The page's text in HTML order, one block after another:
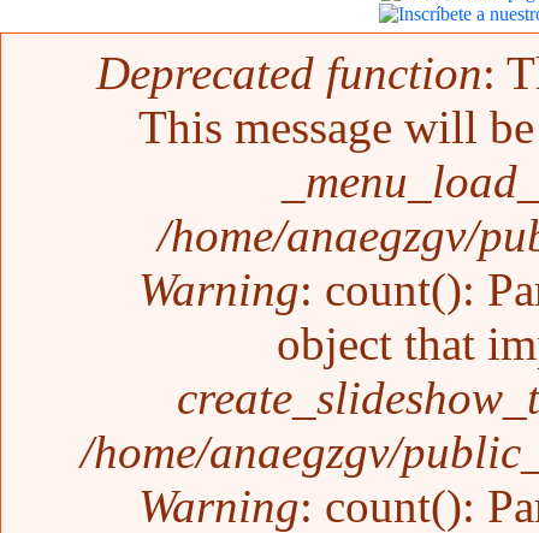
Mensaje de error
Deprecated function:
This message will
/home/anaegzgv/
Warning: count():
object that
/home/anaegzgv/
Warning: count():